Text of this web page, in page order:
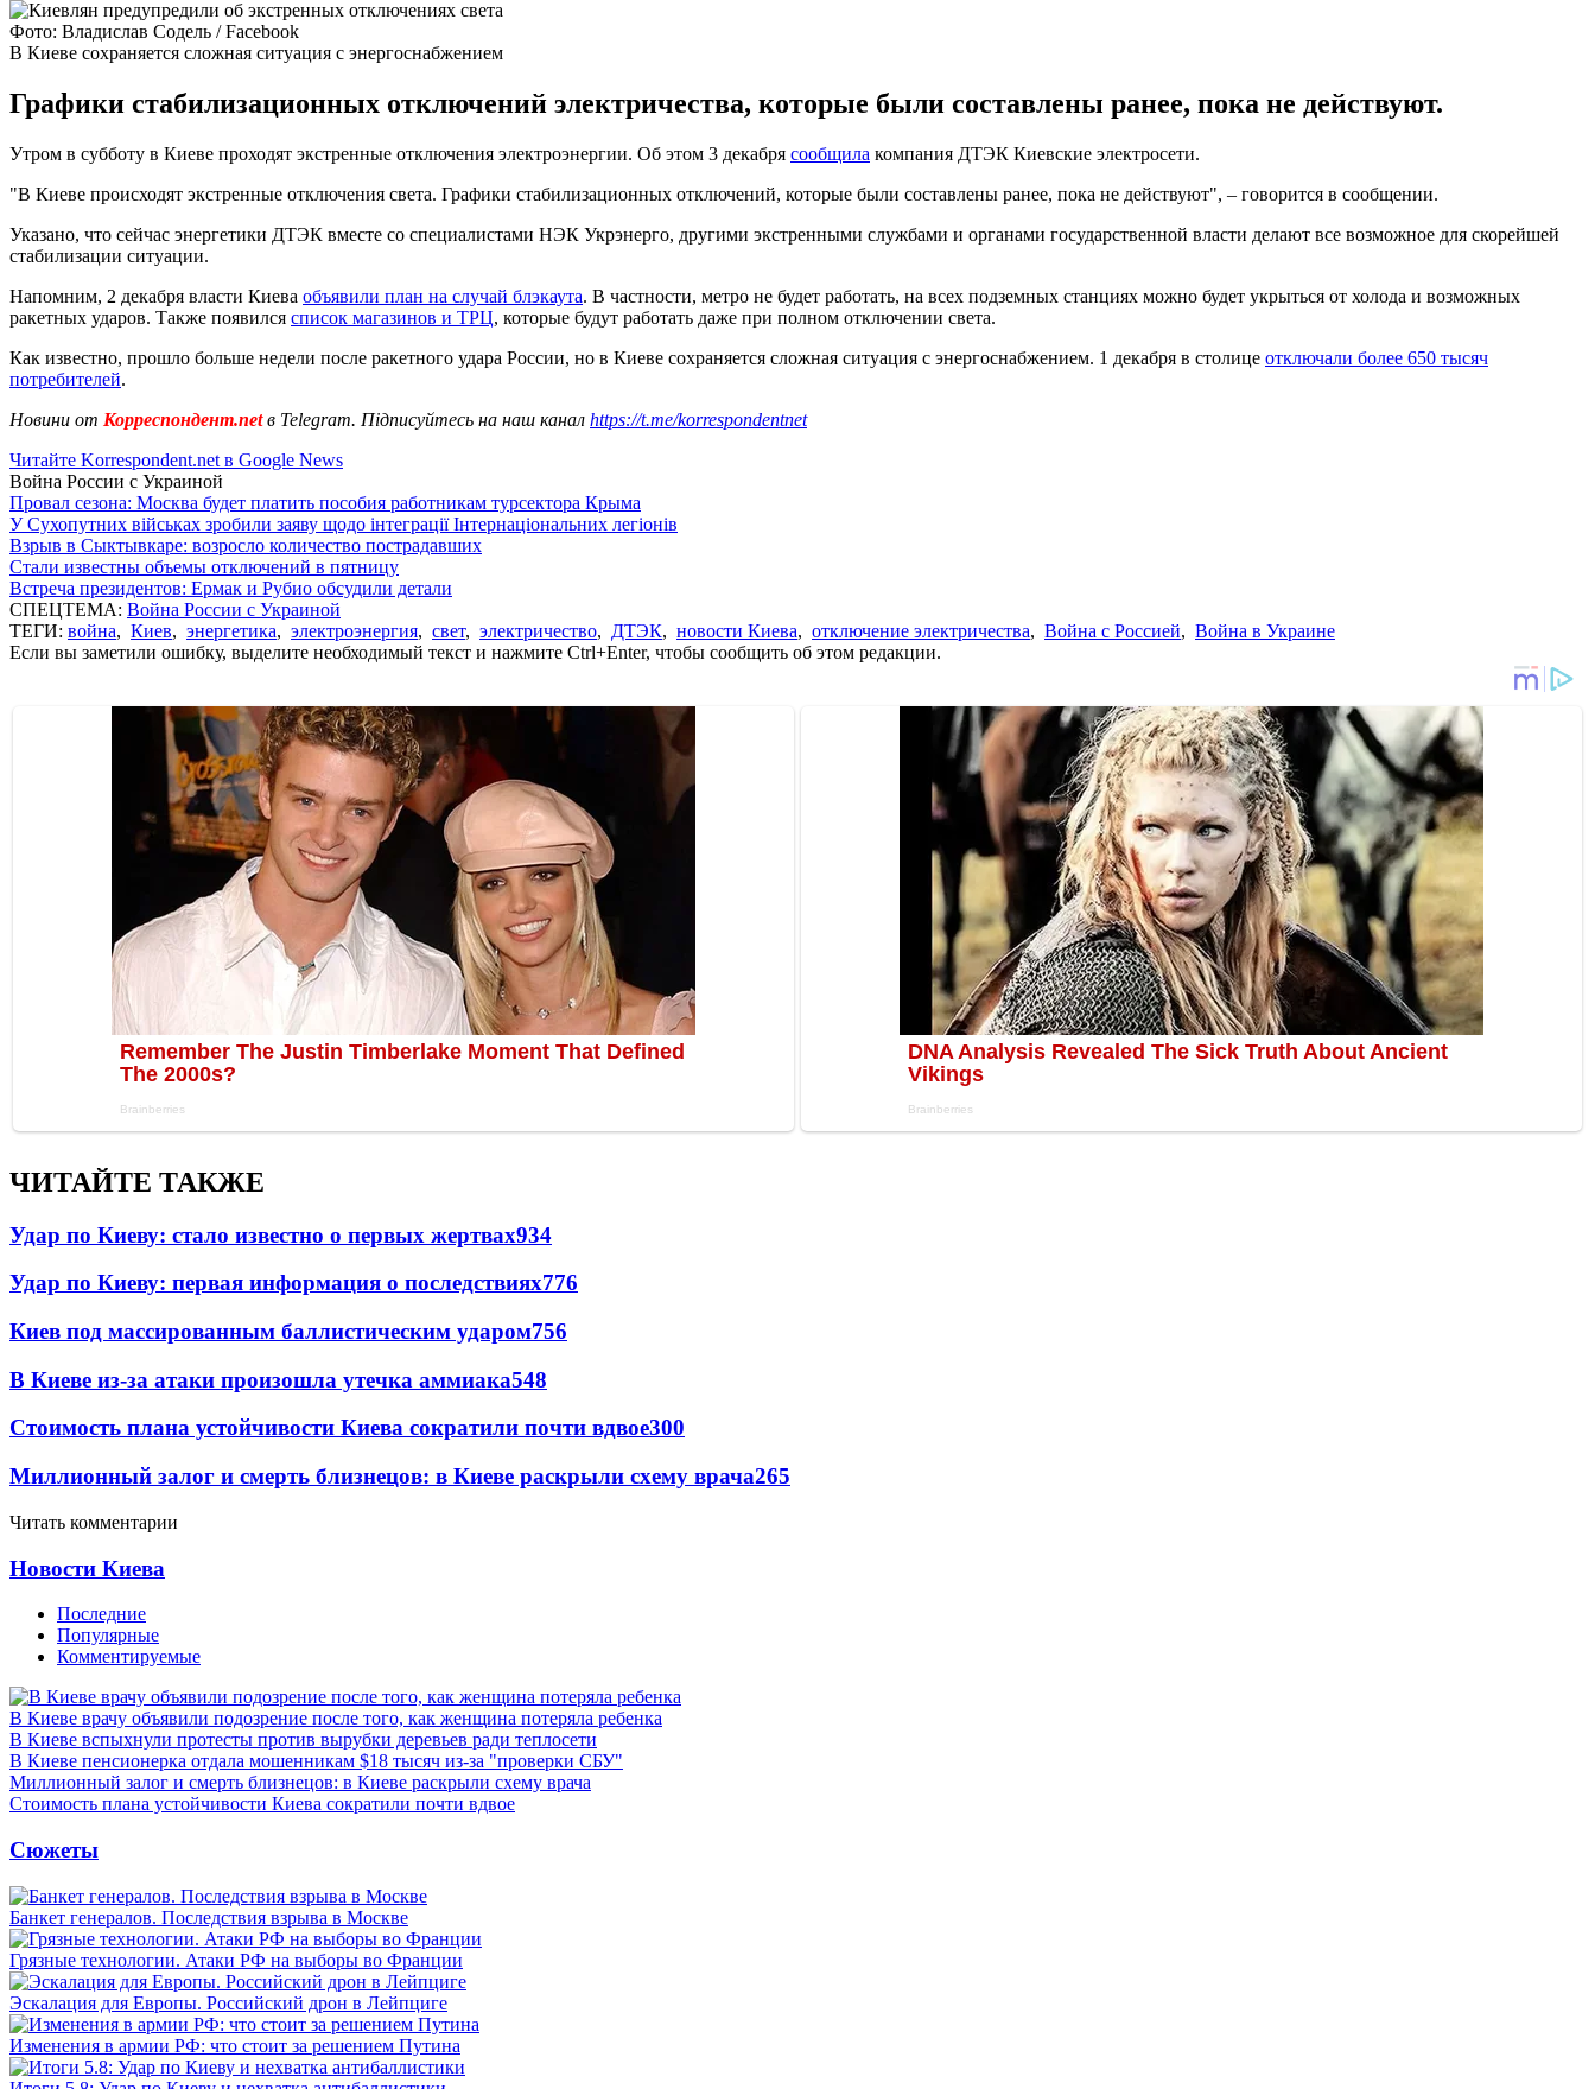
Фото: Владислав Содель / Facebook
В Киеве сохраняется сложная ситуация с энергоснабжением
Графики стабилизационных отключений электричества, которые были составлены ранее, пока не действуют.
Утром в субботу в Киеве проходят экстренные отключения электроэнергии. Об этом 3 декабря сообщила компания ДТЭК Киевские электросети.
"В Киеве происходят экстренные отключения света. Графики стабилизационных отключений, которые были составлены ранее, пока не действуют", – говорится в сообщении.
Указано, что сейчас энергетики ДТЭК вместе со специалистами НЭК Укрэнерго, другими экстренными службами и органами государственной власти делают все возможное для скорейшей
стабилизации ситуации.
Напомним, 2 декабря власти Киева объявили план на случай блэкаута. В частности, метро не будет работать, на всех подземных станциях можно будет укрыться от холода и возможных
ракетных ударов. Также появился список магазинов и ТРЦ, которые будут работать даже при полном отключении света.
Как известно, прошло больше недели после ракетного удара России, но в Киеве сохраняется сложная ситуация с энергоснабжением. 1 декабря в столице отключали более 650 тысяч
потребителей.
Новини от Корреспондент.netв Telegram. Підписуйтесь на наш канал https://t.me/korrespondentnet
Читайте Korrespondent.net в Google News
Война России с Украиной
Провал сезона: Москва будет платить пособия работникам турсектора Крыма
У Сухопутних військах зробили заяву щодо інтеграції Інтернаціональних легіонів
Взрыв в Сыктывкаре: возросло количество пострадавших
Стали известны объемы отключений в пятницу
Встреча президентов: Ермак и Рубио обсудили детали
СПЕЦТЕМА: Война России с Украиной
ТЕГИ: война, Киев, энергетика, электроэнергия, свет, электричество, ДТЭК, новости Киева, отключение электричества, Война с Россией, Война в Украине
Если вы заметили ошибку, выделите необходимый текст и нажмите Ctrl+Enter, чтобы сообщить об этом редакции.
ЧИТАЙТЕ ТАКЖЕ
Удар по Киеву: стало известно о первых жертвах934
Удар по Киеву: первая информация о последствиях776
Киев под массированным баллистическим ударом756
В Киеве из-за атаки произошла утечка аммиака548
Стоимость плана устойчивости Киева сократили почти вдвое300
Миллионный залог и смерть близнецов: в Киеве раскрыли схему врача265
Читать комментарии
Новости Киева
Последние
Популярные
Комментируемые
В Киеве врачу объявили подозрение после того, как женщина потеряла ребенка
В Киеве вспыхнули протесты против вырубки деревьев ради теплосети
В Киеве пенсионерка отдала мошенникам $18 тысяч из-за "проверки СБУ"
Миллионный залог и смерть близнецов: в Киеве раскрыли схему врача
Стоимость плана устойчивости Киева сократили почти вдвое
Сюжеты
Банкет генералов. Последствия взрыва в Москве
Грязные технологии. Атаки РФ на выборы во Франции
Эскалация для Европы. Российский дрон в Лейпциге
Изменения в армии РФ: что стоит за решением Путина